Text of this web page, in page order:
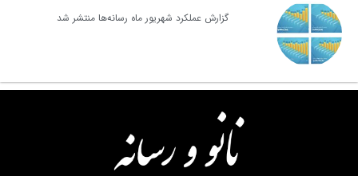
گزارش عملکرد شهریور ماه رسانه‌ها منتشر شد